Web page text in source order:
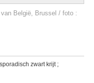
België, Brussel / foto :
zwart krijt ;